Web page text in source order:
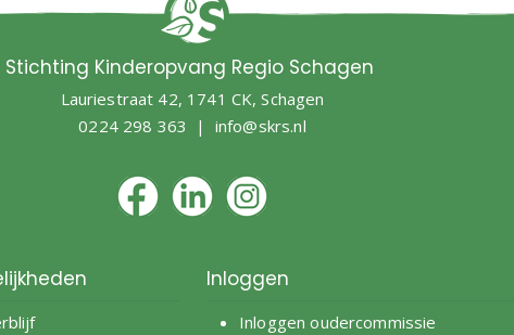
Stichting Kinderopvang Regio Schagen
Lauriestraat 42, 1741 CK, Schagen
0224 298 363 | info@skrs.nl
Inloggen
Inloggen oudercommissie